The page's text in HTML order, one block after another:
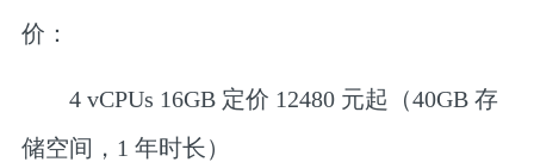
价：
4 vCPUs 16GB 定价 12480 元起（40GB 存
储空间，1 年时长）